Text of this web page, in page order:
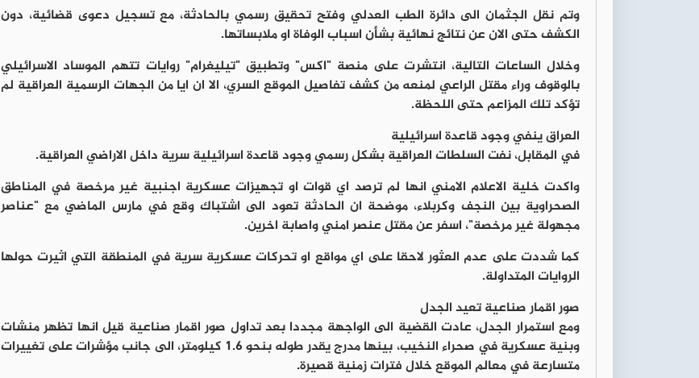
وتم نقل الجثمان الى دائرة الطب العدلي وفتح تحقيق رسمي بالحادثة، مع تسجيل دعوى قضائية، دون
الكشف حتى الان عن نتائج نهائية بشأن اسباب الوفاة او ملابساتها.
وخلال الساعات التالية، انتشرت على منصة "اكس" وتطبيق "تيليغرام" روايات تتهم الموساد الاسرائيلي
بالوقوف وراء مقتل الراعي لمنعه من كشف تفاصيل الموقع السري، الا ان ايا من الجهات الرسمية العراقية لم
تؤكد تلك المزاعم حتى اللحظة.
العراق ينفي وجود قاعدة اسرائيلية
في المقابل، نفت السلطات العراقية بشكل رسمي وجود قاعدة اسرائيلية سرية داخل الاراضي العراقية.
واكدت خلية الاعلام الامني انها لم ترصد اي قوات او تجهيزات عسكرية اجنبية غير مرخصة في المناطق
الصحراوية بين النجف وكربلاء، موضحة ان الحادثة تعود الى اشتباك وقع في مارس الماضي مع "عناصر
مجهولة غير مرخصة"، اسفر عن مقتل عنصر امني واصابة اخرين.
كما شددت على عدم العثور لاحقا على اي مواقع او تحركات عسكرية سرية في المنطقة التي اثيرت حولها
الروايات المتداولة.
صور اقمار صناعية تعيد الجدل
ومع استمرار الجدل، عادت القضية الى الواجهة مجددا بعد تداول صور اقمار صناعية قيل انها تظهر منشات
وبنية عسكرية في صحراء النخيب، بينها مدرج يقدر طوله بنحو 1.6 كيلومتر، الى جانب مؤشرات على تغييرات
متسارعة في معالم الموقع خلال فترات زمنية قصيرة.